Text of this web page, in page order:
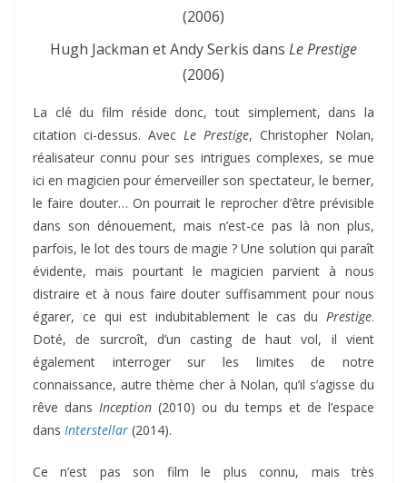
Hugh Jackman et Andy Serkis dans Le Prestige
(2006)
La clé du film réside donc, tout simplement, dans la
citation ci-dessus. Avec Le Prestige, Christopher Nolan,
réalisateur connu pour ses intrigues complexes, se mue
ici en magicien pour émerveiller son spectateur, le berner,
le faire douter… On pourrait le reprocher d’être prévisible
dans son dénouement, mais n’est-ce pas là non plus,
parfois, le lot des tours de magie ? Une solution qui paraît
évidente, mais pourtant le magicien parvient à nous
distraire et à nous faire douter suffisamment pour nous
égarer, ce qui est indubitablement le cas du Prestige.
Doté, de surcroît, d’un casting de haut vol, il vient
également interroger sur les limites de notre
connaissance, autre thème cher à Nolan, qu’il s’agisse du
rêve dans Inception (2010) ou du temps et de l’espace
dans Interstellar (2014).
Ce n’est pas son film le plus connu, mais très